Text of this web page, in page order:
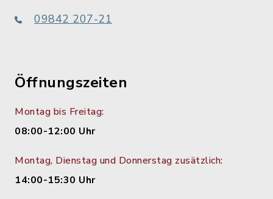
09842 207-21
Öffnungszeiten
Montag bis Freitag:
08:00-12:00 Uhr
Montag, Dienstag und Donnerstag zusätzlich:
14:00-15:30 Uhr